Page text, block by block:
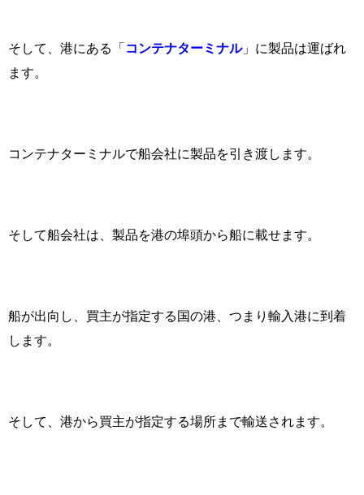
そして、港にある「 コンテナターミナル」に製品は運ばれ
ます。
コンテナターミナルで船会社に製品を引き渡します。
そして船会社は、製品を港の埠頭から船に載せます。
船が出向し、買主が指定する国の港、つまり輸入港に到着
します。
そして、港から買主が指定する場所まで輸送されます。